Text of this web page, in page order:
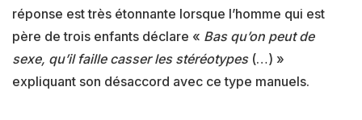
réponse est très étonnante lorsque l’homme qui est
père de trois enfants déclare « Bas qu’on peut de
sexe, qu’il faille casser les stéréotypes(…) »
expliquant son désaccord avec ce type manuels.